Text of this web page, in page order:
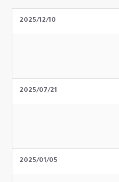
2025/12/10
2025/07/21
2025/01/05